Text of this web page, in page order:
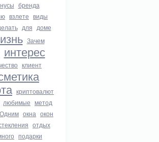
бренда
взлете виды
для доме
Зачем
интерес
клиент
криптовалют
любимые метод
Одним окна окон
отдых
подарки